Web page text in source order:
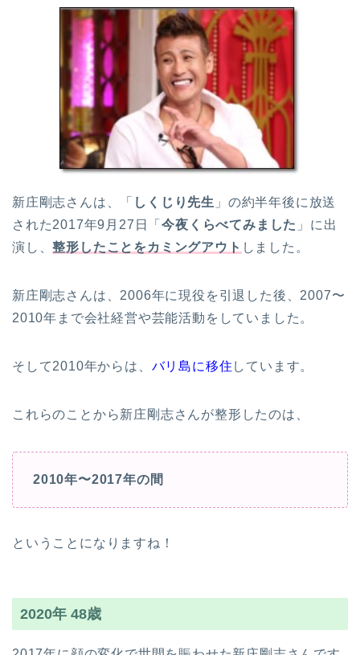
新庄剛志さんは、「 しくじり先生 」の約半年後に放送
された2017年9月27日「今夜くらべてみました 」に出
演し、整形したことをカミングアウト しました。
新庄剛志さんは、2006年に現役を引退した後、2007〜
2010年まで会社経営や芸能活動をしていました。
そして2010年からは、 バリ島に移住 しています。
これらのことから新庄剛志さんが整形したのは、
2010年〜2017年の間
ということになりますね！
2020年 48歳